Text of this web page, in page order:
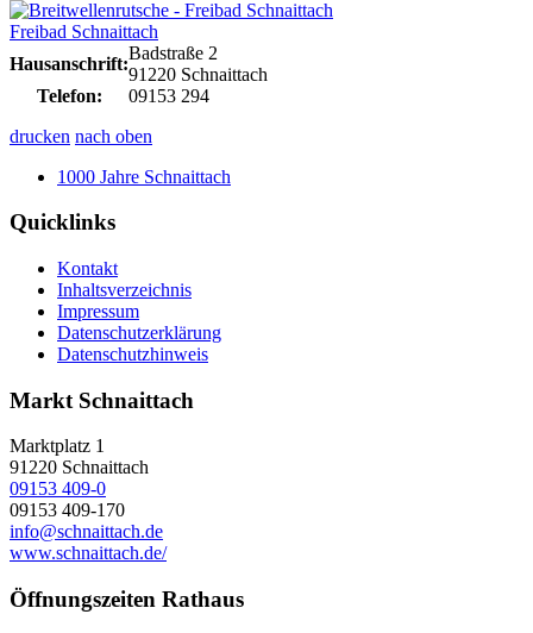
Freibad Schnaittach
Hausanschrift:
Badstraße 2
91220 Schnaittach
Telefon:
09153 294
drucken nach oben
1000 Jahre Schnaittach
Quicklinks
Kontakt
Inhaltsverzeichnis
Impressum
Datenschutzerklärung
Datenschutzhinweis
Markt Schnaittach
Marktplatz 1
91220 Schnaittach
09153 409-0
09153 409-170
info@schnaittach.de
www.schnaittach.de/
Öffnungszeiten Rathaus